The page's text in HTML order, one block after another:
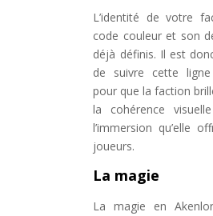
L’identité de votre
code couleur et son
déjà définis. Il est
de suivre cette ligne
pour que la faction
la cohérence
l’immersion qu’elle
joueurs.
La magie
La magie en